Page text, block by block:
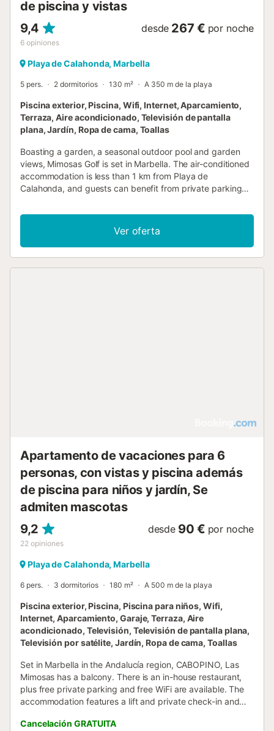
de piscina y vistas
9,4
6 opiniones
desde 267 € por noche
Playa de Calahonda, Marbella
5 pers. 2 dormitorios 130 m² A 350 m de la playa
Piscina exterior, Piscina, Wifi, Internet, Aparcamiento,
Terraza, Aire acondicionado, Televisión de pantalla
plana, Jardín, Ropa de cama, Toallas
Boasting a garden, a seasonal outdoor pool and garden
views, Mimosas Golf is set in Marbella. The air-conditioned
accommodation is less than 1 km from Playa de
Calahonda, and guests can benefit from private parking
Ver oferta
Apartamento de vacaciones para 6
personas, con vistas y piscina además
de piscina para niños y jardín, Se
admiten mascotas
9,2
22 opiniones
desde 90 € por noche
Playa de Calahonda, Marbella
6 pers. 3 dormitorios 180 m² A 500 m de la playa
Piscina exterior, Piscina, Piscina para niños, Wifi,
Internet, Aparcamiento, Garaje, Terraza, Aire
acondicionado, Televisión, Televisión de pantalla plana,
Televisión por satélite, Jardín, Ropa de cama, Toallas
Set in Marbella in the Andalucía region, CABOPINO, Las
Mimosas has a balcony. There is an in-house restaurant,
plus free private parking and free WiFi are available. The
accommodation features a lift and private check-in and
Cancelación GRATUITA